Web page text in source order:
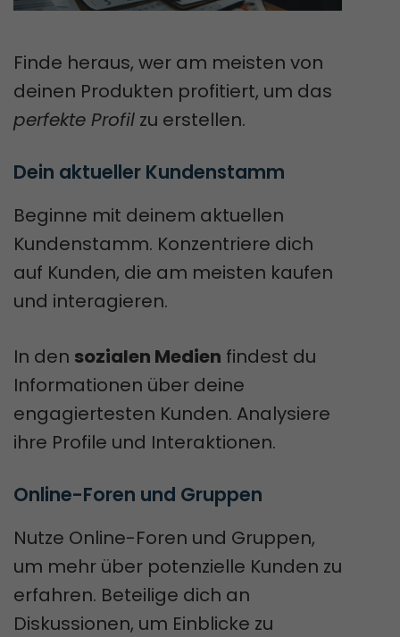
Finde heraus, wer am meisten von
deinen Produkten profitiert, um das
perfekte Profil zu erstellen.
Dein aktueller Kundenstamm
Beginne mit deinem aktuellen
Kundenstamm. Konzentriere dich
auf Kunden, die am meisten kaufen
und interagieren.
In den sozialen Medien findest du
Informationen über deine
engagiertesten Kunden. Analysiere
ihre Profile und Interaktionen.
Online-Foren und Gruppen
Nutze Online-Foren und Gruppen,
um mehr über potenzielle Kunden zu
erfahren. Beteilige dich an
Diskussionen, um Einblicke zu